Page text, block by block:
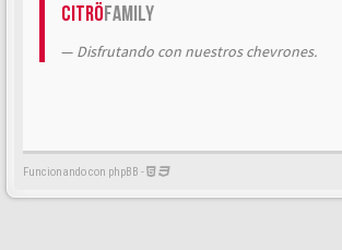
CitröFamily
Disfrutando con nuestros chevrones.
Funcionando con phpBB -